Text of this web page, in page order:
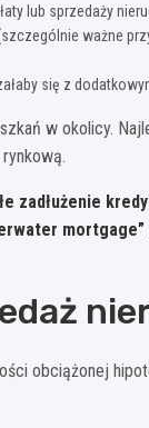
lub sprzedaży
ważne
się z
w okolicy.
zadłużenie
obciążonej